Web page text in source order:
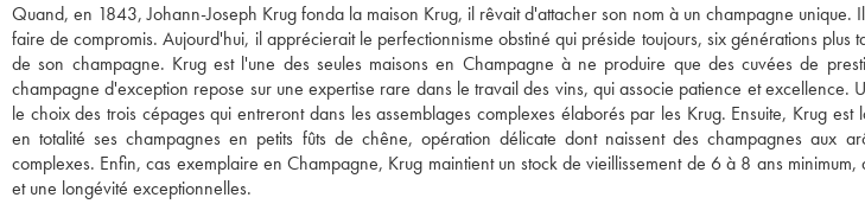
Quand, en 1843, Johann-Joseph Krug fonda la maison Krug, il rêvait d'attacher son nom à un champagne unique.
faire de compromis. Aujourd'hui, il apprécierait le perfectionnisme obstiné qui préside toujours, six générations plus
de son champagne. Krug est l'une des seules maisons en Champagne à ne produire que des cuvées de
champagne d'exception repose sur une expertise rare dans le travail des vins, qui associe patience et excellence.
le choix des trois cépages qui entreront dans les assemblages complexes élaborés par les Krug. Ensuite, Krug
en totalité ses champagnes en petits fûts de chêne, opération délicate dont naissent des champagnes aux
complexes. Enfin, cas exemplaire en Champagne, Krug maintient un stock de vieillissement de 6 à 8 ans minimum,
et une longévité exceptionnelles.